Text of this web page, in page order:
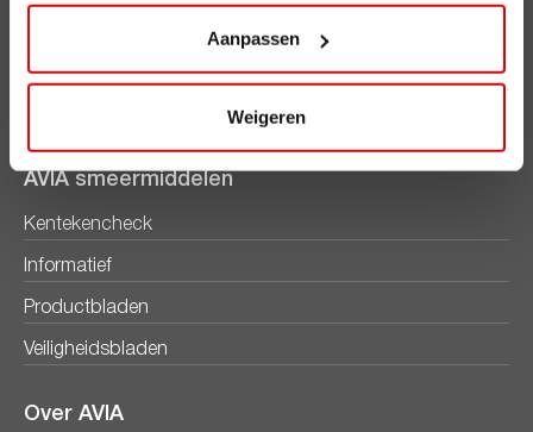
Aanpassen
Weigeren
Diesel
AVIA smeermiddelen
Kentekencheck
Informatief
Productbladen
Veiligheidsbladen
Over AVIA